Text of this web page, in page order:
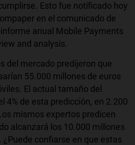
Esto fue notificado hoy
en el comunicado de
anual Mobile Payments
and analysis.
del mercado predijeron que
55.000 millones de euros
El actual tamaño del
4% de esta predicción, en 2.200
mismos expertos predicen
alcanzará los 10.000 millones
¿Puede confiarse en que estas